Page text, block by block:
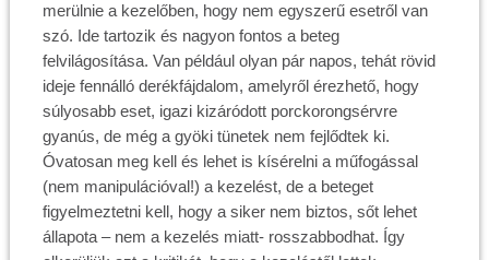
merülnie a kezelőben, hogy nem egyszerű esetről van
szó. Ide tartozik és nagyon fontos a beteg
felvilágosítása. Van például olyan pár napos, tehát rövid
ideje fennálló derékfájdalom, amelyről érezhető, hogy
súlyosabb eset, igazi kizáródott porckorongsérvre
gyanús, de még a gyöki tünetek nem fejlődtek ki.
Óvatosan meg kell és lehet is kísérelni a műfogással
(nem manipulációval!) a kezelést, de a beteget
figyelmeztetni kell, hogy a siker nem biztos, sőt lehet
állapota – nem a kezelés miatt- rosszabbodhat. Így